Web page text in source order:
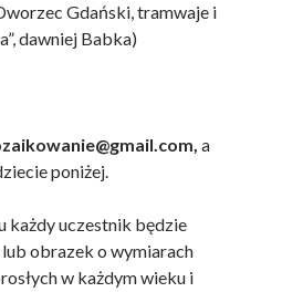
Gdański, tramwaje i
dawniej Babka)
a
poniżej.
każdy uczestnik będzie
obrazek o wymiarach
w każdym wieku i